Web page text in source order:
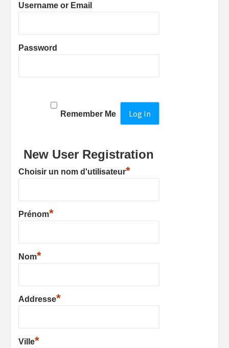
Username or Email
Password
Remember Me
New User Registration
Choisir un nom d'utilisateur*
Prénom*
Nom*
Addresse*
Ville*